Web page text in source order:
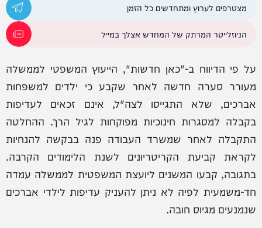
מצטרפים לערוץ ומתחדשים כל הזמן
הניוזלייטר המרתק של המחדש אצלך במייל
על פי הדיווח ב-"כאן חדשות", הייעוץ המשפטי לממשלה
מעורר סערה חדשה לאחר שקבע כי ילדים למשפחות
אברכים, שלא התגייסו לצה"ל, אינם זכאים לעדיפות
בקבלה למסגרות חינוכיות מפוקחות לגיל הרך. ההחלטה
התקבלה לאחר שמשרד העבודה פנה בבקשה להנחיות
לקראת קביעת הקריטריונים לשנת הלימודים הקרבה.
בתגובה, קבעו המשנים ליועצת המשפטית לממשלה עמדה
חד-משמעית לפיה לא ניתן להעניק עדיפות לילדי אברכים
שנמנעים מגיוס חובה.